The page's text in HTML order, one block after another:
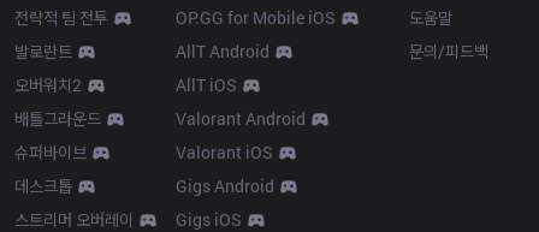
전략적 팀 전투
발로란트
오버워치2
배틀그라운드
슈퍼바이브
데스크톱
스트리머 오버레이
OP.GG for Mobile iOS
AllT Android
AllT iOS
Valorant Android
Valorant iOS
Gigs Android
Gigs iOS
도움말
문의/피드백